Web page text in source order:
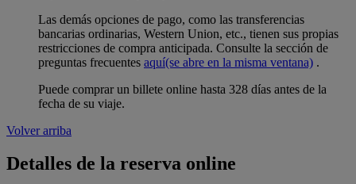
Las demás opciones de pago, como las transferencias
bancarias ordinarias, Western Union, etc., tienen sus propias
restricciones de compra anticipada. Consulte la sección de
preguntas frecuentes aquí(se abre en la misma ventana) .
Puede comprar un billete online hasta 328 días antes de la
fecha de su viaje.
Volver arriba
Detalles de la reserva online